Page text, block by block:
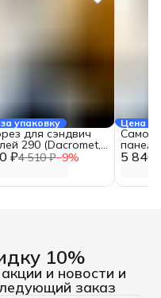
упаковку
₽4 510 ₽−9%
для сэндвич
290 (Dacromet,
50 шт.)
Цена
5 840
16 мм.,
10%
и новости и
заказ